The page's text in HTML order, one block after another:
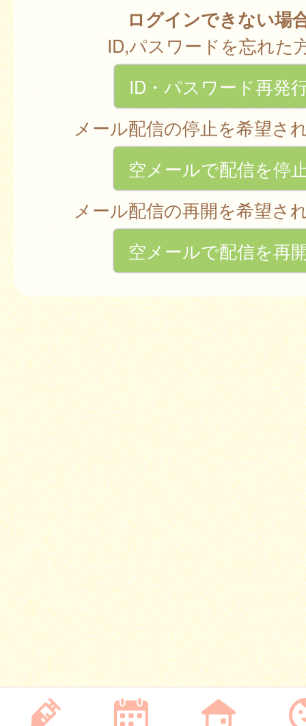
ログインできない場
ID,パスワードを忘れた
ID・パスワード再発
メール配信の停止を希望さ
空メールで配信を停
メール配信の再開を希望さ
空メールで配信を再